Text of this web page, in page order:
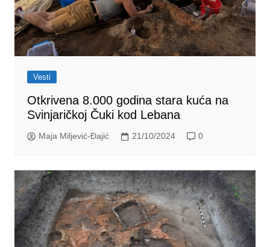
Vesti
Otkrivena 8.000 godina stara kuća na
Svinjaričkoj Čuki kod Lebana
Maja Miljević-Đajić 21/10/2024 0